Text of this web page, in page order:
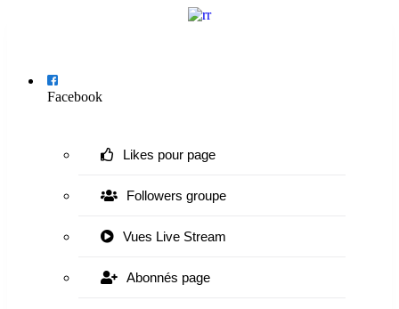
Facebook
Likes pour page
Followers groupe
Vues Live Stream
Abonnés page